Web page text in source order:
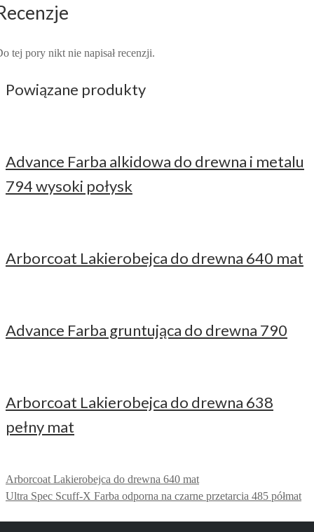
tej pory nikt nie napisał recenzji.
Powiązane produkty
Advance Farba alkidowa do drewna i metalu
794 wysoki połysk
Arborcoat Lakierobejca do drewna 640 mat
Advance Farba gruntująca do drewna 790
Arborcoat Lakierobejca do drewna 638
pełny mat
Arborcoat Lakierobejca do drewna 640 mat
Ultra Spec Scuff-X Farba odporna na czarne przetarcia 485 półmat